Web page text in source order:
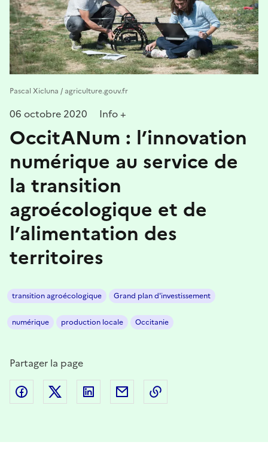
Pascal Xicluna / agriculture.gouv.fr
06 octobre 2020 Info +
OccitANum : l’innovation
numérique au service de
la transition
agroécologique et de
l’alimentation des
territoires
transition agroécologique Grand plan d'investissement
numérique production locale Occitanie
Partager la page
Partager sur Facebook
Partager sur Twitter
Partager sur LinkedIn
Partager par email